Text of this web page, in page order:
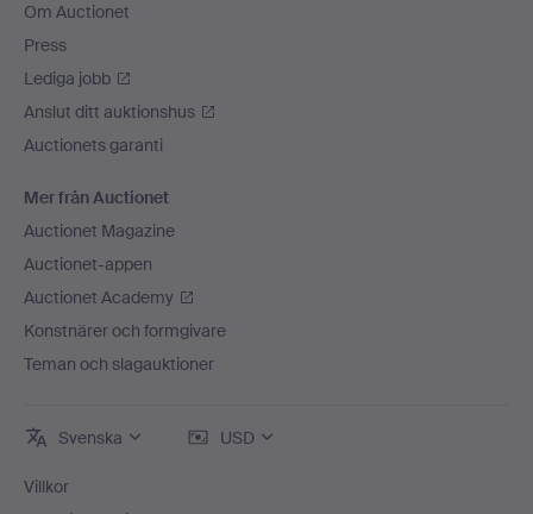
Om Auctionet
Press
Lediga jobb
Anslut ditt auktionshus
Auctionets garanti
Mer från Auctionet
Auctionet Magazine
Auctionet-appen
Auctionet Academy
Konstnärer och formgivare
Teman och slagauktioner
Svenska USD
Villkor